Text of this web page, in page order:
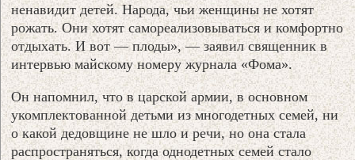
ненавидит детей. Народа, чьи женщины не хотят
рожать. Они хотят самореализовываться и комфортно
отдыхать. И вот — плоды», — заявил священник в
интервью майскому номеру журнала «Фома».
Он напомнил, что в царской армии, в основном
укомплектованной детьми из многодетных семей, ни
о какой дедовщине не шло и речи, но она стала
распространяться, когда однодетных семей стало